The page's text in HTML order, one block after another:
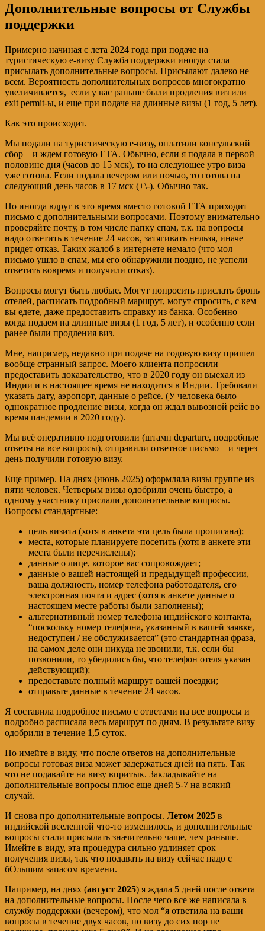
Дополнительные вопросы от Службы
поддержки
Примерно начиная с лета 2024 года при подаче на
туристическую е-визу Служба поддержки иногда стала
присылать дополнительные вопросы. Присылают далеко не
всем. Вероятность дополнительных вопросов многократно
увеличивается, если у вас раньше были продления виз или
exit permit-ы, и еще при подаче на длинные визы (1 год, 5 лет).
Как это происходит.
Мы подали на туристическую е-визу, оплатили консульский
сбор – и ждем готовую ЕТА. Обычно, если я подала в первой
половине дня (часов до 15 мск), то на следующее утро виза
уже готова. Если подала вечером или ночью, то готова на
следующий день часов в 17 мск (+\-). Обычно так.
Но иногда вдруг в это время вместо готовой ЕТА приходит
письмо с дополнительными вопросами. Поэтому внимательно
проверяйте почту, в том числе папку спам, т.к. на вопросы
надо ответить в течение 24 часов, затягивать нельзя, иначе
придет отказ. Таких жалоб в интернете немало (что мол
письмо ушло в спам, мы его обнаружили поздно, не успели
ответить вовремя и получили отказ).
Вопросы могут быть любые. Могут попросить прислать бронь
отелей, расписать подробный маршрут, могут спросить, с кем
вы едете, даже предоставить справку из банка. Особенно
когда подаем на длинные визы (1 год, 5 лет), и особенно если
ранее были продления виз.
Мне, например, недавно при подаче на годовую визу пришел
вообще странный запрос. Моего клиента попросили
предоставить доказательство, что в 2020 году он выехал из
Индии и в настоящее время не находится в Индии. Требовали
указать дату, аэропорт, данные о рейсе. (У человека было
однократное продление визы, когда он ждал вывозной рейс во
время пандемии в 2020 году).
Мы всё оперативно подготовили (штамп departure, подробные
ответы на все вопросы), отправили ответное письмо – и через
день получили готовую визу.
Еще пример. На днях (июнь 2025) оформляла визы группе из
пяти человек. Четверым визы одобрили очень быстро, а
одному участнику прислали дополнительные вопросы.
Вопросы стандартные:
цель визита (хотя в анкета эта цель была прописана);
места, которые планируете посетить (хотя в анкете эти
места были перечислены);
данные о лице, которое вас сопровождает;
данные о вашей настоящей и предыдущей профессии,
ваша должность, номер телефона работодателя, его
электронная почта и адрес (хотя в анкете данные о
настоящем месте работы были заполнены);
альтернативный номер телефона индийского контакта,
“поскольку номер телефона, указанный в вашей заявке,
недоступен / не обслуживается” (это стандартная фраза,
на самом деле они никуда не звонили, т.к. если бы
позвонили, то убедились бы, что телефон отеля указан
действующий);
предоставьте полный маршрут вашей поездки;
отправьте данные в течение 24 часов.
Я составила подробное письмо с ответами на все вопросы и
подробно расписала весь маршрут по дням. В результате визу
одобрили в течение 1,5 суток.
Но имейте в виду, что после ответов на дополнительные
вопросы готовая виза может задержаться дней на пять. Так
что не подавайте на визу впритык. Закладывайте на
дополнительные вопросы плюс еще дней 5-7 на всякий
случай.
И снова про дополнительные вопросы. Летом 2025 в
индийской вселенной что-то изменилось, и дополнительные
вопросы стали присылать значительно чаще, чем раньше.
Имейте в виду, эта процедура сильно удлиняет срок
получения визы, так что подавать на визу сейчас надо с
бОльшим запасом времени.
Например, на днях (август 2025) я ждала 5 дней после ответа
на дополнительные вопросы. После чего все же написала в
службу поддержки (вечером), что мол “я ответила на ваши
вопросы в течение двух часов, но визу до сих пор не